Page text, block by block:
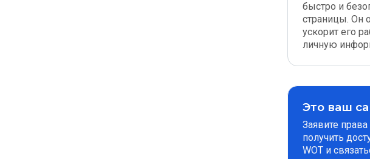
быстро и
страницы. Он
ускорит его
личную
Это ваш
Заявите
получить
WOT и